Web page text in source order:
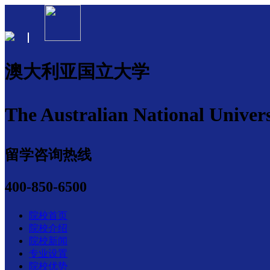
澳大利亚国立大学
The Australian National
留学咨询热线
400-850-6500
院校首页
院校介绍
院校新闻
专业设置
院校优势